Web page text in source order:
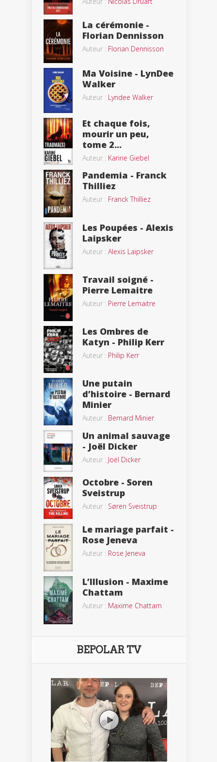
La cérémonie -
Florian Dennisson
Auteur : Florian Dennisson
Ma Voisine - LynDee
Walker
Auteur : Lyndee Walker
Et chaque fois,
mourir un peu,
tome 2...
Auteur : Karine Giebel
Pandemia - Franck
Thilliez
Auteur : Franck Thilliez
Les Poupées - Alexis
Laipsker
Auteur : Alexis Laipsker
Travail soigné -
Pierre Lemaitre
Auteur : Pierre Lemaitre
Les Ombres de
Katyn - Philip Kerr
Auteur : Philip Kerr
Une putain
d’histoire - Bernard
Minier
Auteur : Bernard Minier
Un animal sauvage
- Joël Dicker
Auteur : Joël Dicker
Octobre - Soren
Sveistrup
Auteur : Søren Sveistrup
Le mariage parfait -
Rose Jeneva
Auteur : Rose Jeneva
L’Illusion - Maxime
Chattam
Auteur : Maxime Chattam
BEPOLAR TV